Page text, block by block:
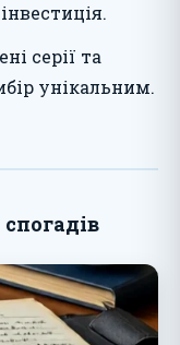
серії та
унікальним.